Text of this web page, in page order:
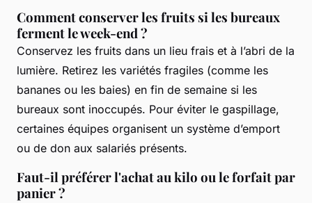
Comment conserver les fruits si les bureaux
ferment le week-end ?
Conservez les fruits dans un lieu frais et à l’abri de la
lumière. Retirez les variétés fragiles (comme les
bananes ou les baies) en fin de semaine si les
bureaux sont inoccupés. Pour éviter le gaspillage,
certaines équipes organisent un système d’emport
ou de don aux salariés présents.
Faut-il préférer l'achat au kilo ou le forfait par
panier ?